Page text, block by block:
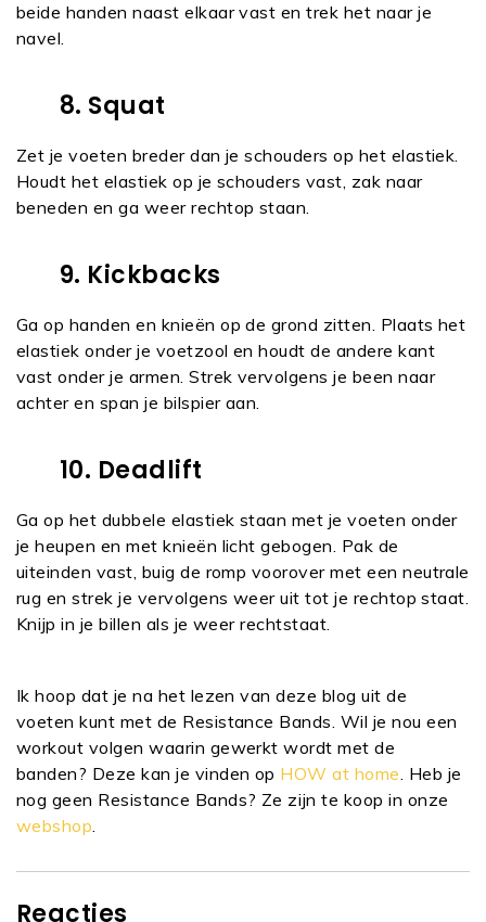
beide handen naast elkaar vast en trek het naar je
navel.
8. Squat
Zet je voeten breder dan je schouders op het elastiek.
Houdt het elastiek op je schouders vast, zak naar
beneden en ga weer rechtop staan.
9. Kickbacks
Ga op handen en knieën op de grond zitten. Plaats het
elastiek onder je voetzool en houdt de andere kant
vast onder je armen. Strek vervolgens je been naar
achter en span je bilspier aan.
10. Deadlift
Ga op het dubbele elastiek staan met je voeten onder
je heupen en met knieën licht gebogen. Pak de
uiteinden vast, buig de romp voorover met een neutrale
rug en strek je vervolgens weer uit tot je rechtop staat.
Knijp in je billen als je weer rechtstaat.
Ik hoop dat je na het lezen van deze blog uit de
voeten kunt met de Resistance Bands. Wil je nou een
workout volgen waarin gewerkt wordt met de
banden? Deze kan je vinden op HOW at home. Heb je
nog geen Resistance Bands? Ze zijn te koop in onze
webshop.
Reacties